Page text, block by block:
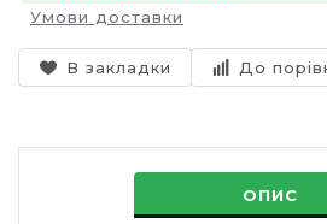
Умови доставки
В закладки До
ОПИС